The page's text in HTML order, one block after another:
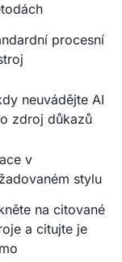
procesní
neuvádějte AI
zdroj důkazů
v
stylu
na citované
a citujte je